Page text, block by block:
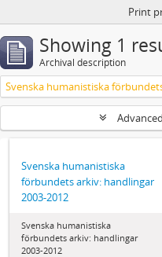
Print
Showing 1
Archival description
Svenska humanistiska
förbundets arkiv: handlingar
2003-2012
Svenska humanistiska
förbundets arkiv: handlingar
2003-2012